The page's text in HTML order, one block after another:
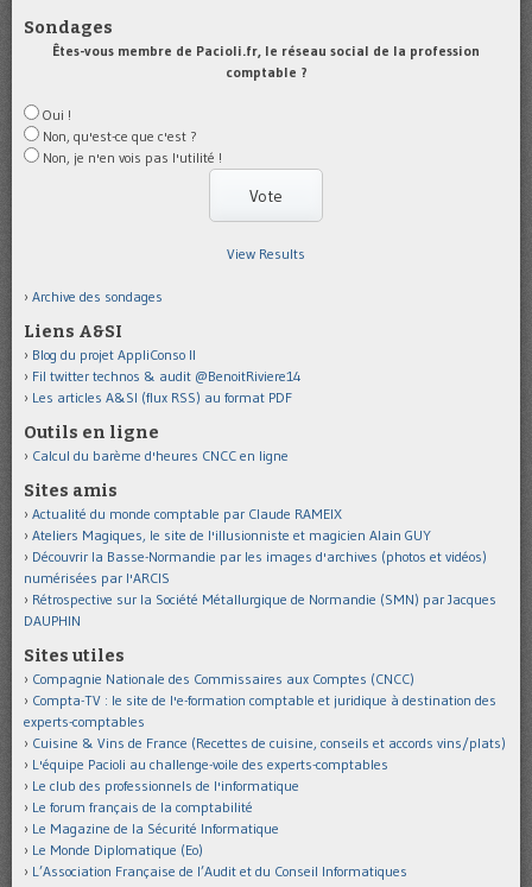
Sondages
Êtes-vous membre de Pacioli.fr, le réseau social de la profession
comptable ?
Oui !
Non, qu'est-ce que c'est ?
Non, je n'en vois pas l'utilité !
View Results
Archive des sondages
Liens A&SI
Blog du projet AppliConso II
Fil twitter technos & audit @BenoitRiviere14
Les articles A&SI (flux RSS) au format PDF
Outils en ligne
Calcul du barème d'heures CNCC en ligne
Sites amis
Actualité du monde comptable par Claude RAMEIX
Ateliers Magiques, le site de l'illusionniste et magicien Alain GUY
Découvrir la Basse-Normandie par les images d'archives (photos et vidéos)
numérisées par l'ARCIS
Rétrospective sur la Société Métallurgique de Normandie (SMN) par Jacques
DAUPHIN
Sites utiles
Compagnie Nationale des Commissaires aux Comptes (CNCC)
Compta-TV : le site de l'e-formation comptable et juridique à destination des
experts-comptables
Cuisine & Vins de France (Recettes de cuisine, conseils et accords vins/plats)
L'équipe Pacioli au challenge-voile des experts-comptables
Le club des professionnels de l'informatique
Le forum français de la comptabilité
Le Magazine de la Sécurité Informatique
Le Monde Diplomatique (Eo)
L’Association Française de l’Audit et du Conseil Informatiques